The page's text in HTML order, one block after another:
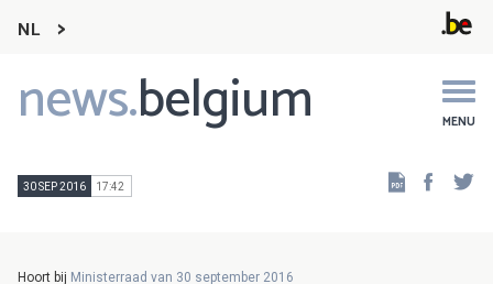
NL
news.belgium MENU
Main
navigation
30 SEP 2016 17:42
Hoort bij Ministerraad van 30 september 2016